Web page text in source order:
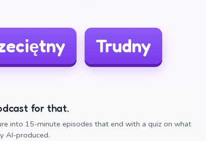
Trudny
for that.
into 15-minute episodes that end with a quiz on what
AI-produced.